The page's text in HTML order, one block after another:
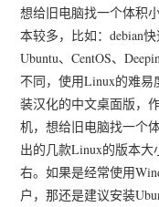
想给旧电脑找一个体积
本较多，比如：debian
Ubuntu、CentOS、
不同，使用Linux的难易
装汉化的中文桌面版，
机，想给旧电脑找一个
出的几款Linux的版本大
右。如果是经常使用
户，那还是建议安装